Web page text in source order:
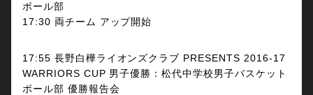
ボール部
17:30 両チーム アップ開始
17:55 長野白樺ライオンズクラブ PRESENTS 2016-17
WARRIORS CUP 男子優勝：松代中学校男子バスケット
ボール部 優勝報告会